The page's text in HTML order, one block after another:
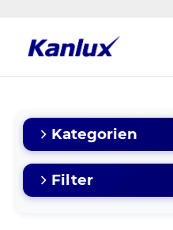
główna
Kategorien
Filter